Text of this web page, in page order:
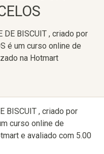
DE BISCUIT , criado por
é um curso online de
na Hotmart
BISCUIT , criado por
curso online de
e avaliado com 5.00